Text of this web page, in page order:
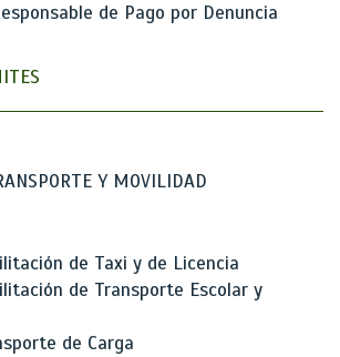
de Pago por Denuncia
Y MOVILIDAD
de Taxi y de Licencia
de Transporte Escolar y
de Carga